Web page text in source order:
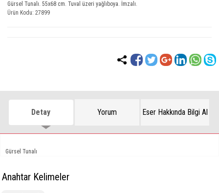
Gürsel Tunalı. 55x68 cm. Tuval üzeri yağlıboya. İmzalı.
Ürün Kodu: 27899
Detay Yorum Eser Hakkında Bilgi Al
Gürsel Tunalı
Anahtar Kelimeler